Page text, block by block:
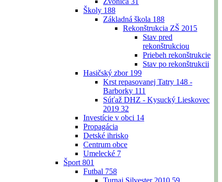
Školy 188
Základná škola 188
Rekonštrukcia ZŠ 2015
Stav pred
rekonštrukciou
Priebeh rekonštrukcie
Stav po rekonštrukcii
Hasičský zbor 199
Krst repasovanej Tatry 148 -
Barborky 111
Súťaž DHZ - Kysucký Lieskovec
2019 32
Investície v obci 14
Propagácia
Detské ihrisko
Centrum obce
Umelecké 7
Šport 801
Futbal 758
Turnaj Silvester 2010 59